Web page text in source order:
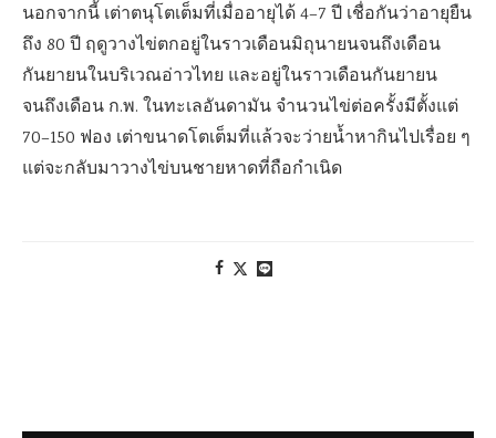
นอกจากนี้ เต่าตนุโตเต็มที่เมื่ออายุได้ 4–7 ปี เชื่อกันว่าอายุยืน
ถึง 80 ปี ฤดูวางไข่ตกอยู่ในราวเดือนมิถุนายนจนถึงเดือน
กันยายนในบริเวณอ่าวไทย และอยู่ในราวเดือนกันยายน
จนถึงเดือน ก.พ. ในทะเลอันดามัน จำนวนไข่ต่อครั้งมีตั้งแต่
70–150 ฟอง เต่าขนาดโตเต็มที่แล้วจะว่ายน้ำหากินไปเรื่อย ๆ
แต่จะกลับมาวางไข่บนชายหาดที่ถือกำเนิด